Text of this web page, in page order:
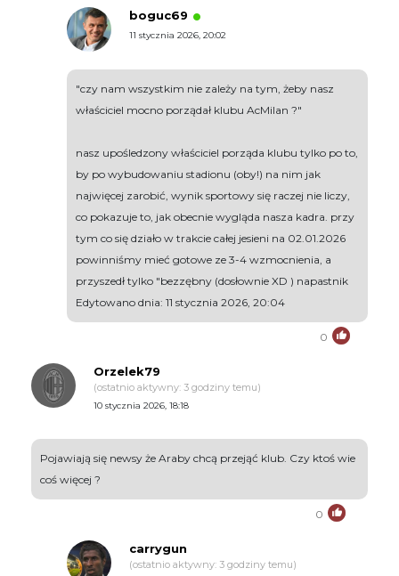
boguc69
11 stycznia 2026, 20:02
"czy nam wszystkim nie zależy na tym, żeby nasz
właściciel mocno porządał klubu AcMilan ?"
nasz upośledzony właściciel porząda klubu tylko po to,
by po wybudowaniu stadionu (oby!) na nim jak
najwięcej zarobić, wynik sportowy się raczej nie liczy,
co pokazuje to, jak obecnie wygląda nasza kadra. przy
tym co się działo w trakcie całej jesieni na 02.01.2026
powinniśmy mieć gotowe ze 3-4 wzmocnienia, a
przyszedł tylko "bezzębny (dosłownie XD ) napastnik
Edytowano dnia: 11 stycznia 2026, 20:04
0
Orzelek79
(ostatnio aktywny: 3 godziny temu)
10 stycznia 2026, 18:18
Pojawiają się newsy że Araby chcą przejąć klub. Czy ktoś wie
coś więcej ?
0
carrygun
(ostatnio aktywny: 3 godziny temu)